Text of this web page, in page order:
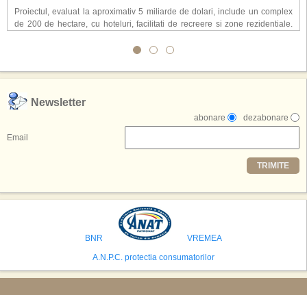
Proiectul, evaluat la aproximativ 5 miliarde de dolari, include un complex
de 200 de hectare, cu hoteluri, facilitati de recreere si zone rezidentiale.
atragerea a pana la 10 milioane de turisti anual. �Luna� ar putea deveni
exclusiv simularea suprafetei lunare.
,,Credem ca exista sanse mari sa anuntam nu doar o locatie, ci poate mai
multe'', a declarat Michael R. Henderson, cofondator al Moon World
Resorts, citat de Gulf News. Potrivit acestuia, 2026 ar putea deveni un an
decisiv pentru reali zarea proiectului.
Printre celelalte tari care concureaza pentru a gazdui aceasta constructie
se numara Australia, Brazilia, China, Egipt, India, Polonia, Thailanda,
avea cele mai mari sanse de a castiga licitatia. Totusi, Spania, care se
preconizeaza ca va deveni a doua cea mai vizitata tara din lume in 2025,
isi bazeaza oferta pe infrastructura turistica solida si capacitatea hoteliera."
Newsletter
dezabonare
abonare
Email
TRIMITE
BNR
VREMEA
A.N.P.C. protectia consumatorilor